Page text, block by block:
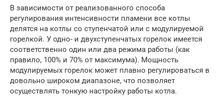
В зависимости от реализованного способа
регулирования интенсивности пламени все котлы
делятся на котлы со ступенчатой или с модулируемой
горелкой. У одно- и двухступенчатых горелок имеется
соответственно один или два режима работы (как
правило, 100% и 70% от максимума). Мощность
модулируемых горелок может плавно регулироваться в
довольно широком диапазоне, что позволяет
осуществлять тонкую настройку работы котла.